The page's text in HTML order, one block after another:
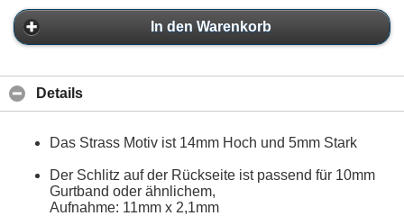
In den Warenkorb
Details
Das Strass Motiv ist 14mm Hoch und 5mm Stark
Der Schlitz auf der Rückseite ist passend für 10mm
Gurtband oder ähnlichem,
Aufnahme: 11mm x 2,1mm